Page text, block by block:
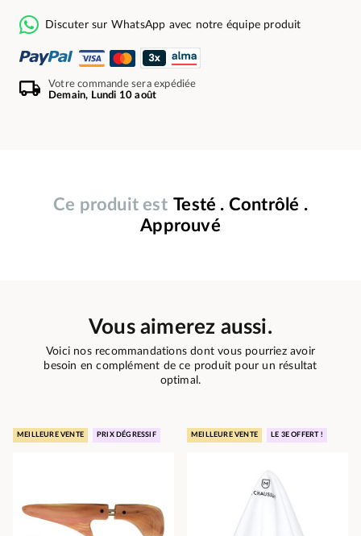
Discuter sur WhatsApp avec notre équipe produit
Votre commande sera expédiée
Demain, Lundi 10 août
Ce produit est Testé . Contrôlé .
Approuvé
Vous aimerez aussi.
Voici nos recommandations dont vous pourriez avoir
besoin en complément de ce produit pour un résultat
optimal.
MEILLEURE VENTE PRIX DÉGRESSIF MEILLEURE VENTE LE 3E OFFERT !